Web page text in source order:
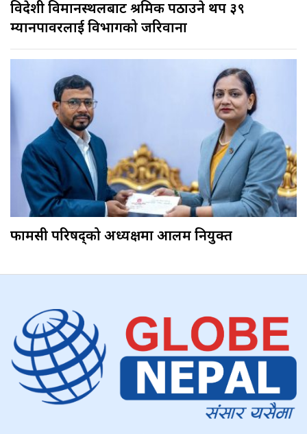
विदेशी विमानस्थलबाट श्रमिक पठाउने थप ३९
म्यानपावरलाई विभागको जरिवाना
फार्मेसी परिषद्को अध्यक्षमा आलम नियुक्त